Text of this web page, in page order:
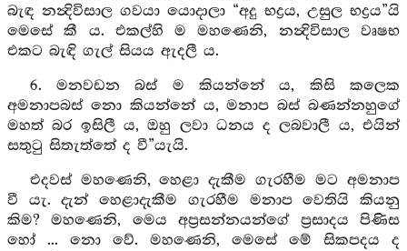
බැඳ නන්‍දිවිසාල ගවයා යොදාලා “අදු භද්‍රය, උසුල භද්‍රය”යි
මෙසේ කී ය. එකල්හි ම මහණෙනි, නන්‍දිවිසාල වෘෂභ
එකට බැඳි ගැල් සියය ඇදලී ය.
6. මනවඩන බස් ම කියන්නේ ය, කිසි කලෙක
අමනාපබස් නො කියන්නේ ය, මනාප බස් බණන්නහුගේ
මහත් බර ඉසිලී ය, ඔහු ලවා ධනය ද ලබවාලී ය, එයින්
සතුටු සිතැත්තේ ද වී”යැයි.
එදවස් මහණෙනි, හෙළා දැකීම ගැරහීම මට අමනාප
වී යැ. දැන් හෙළාදැකීම ගැරහීම මනාප වෙතියි කියනු
කිම? මහණෙනි, මෙය අප්‍රසන්නයන්ගේ ප්‍රසාදය පිණිස
හෝ ... නො වේ. මහණෙනි, මෙසේ මේ සිකපදය ද